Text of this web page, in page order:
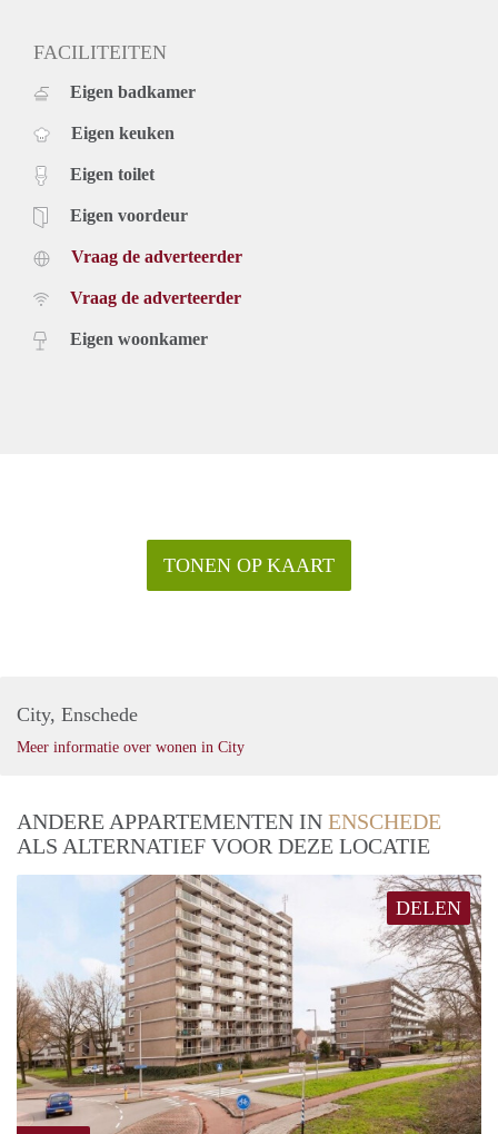
FACILITEITEN
Eigen badkamer
Eigen keuken
Eigen toilet
Eigen voordeur
Vraag de adverteerder
Vraag de adverteerder
Eigen woonkamer
TONEN OP KAART
City, Enschede
Meer informatie over wonen in City
ANDERE APPARTEMENTEN IN ENSCHEDE
ALS ALTERNATIEF VOOR DEZE LOCATIE
DELEN